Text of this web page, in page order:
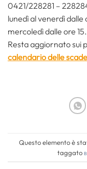
0421/228281 –
lunedì al venerdì
mercoledì dalle ore
Resta aggiornato sui
calendario delle
Questo elemento è
taggato